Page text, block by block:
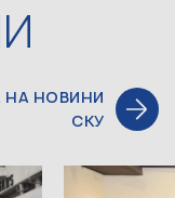
НА НОВИНИ
СКУ